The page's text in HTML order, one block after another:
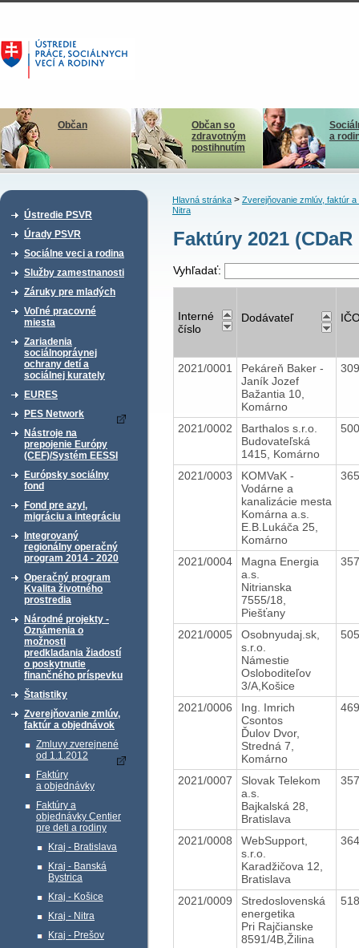
Občan
Občan so
zdravotným
postihnutím
a
Ústredie PSVR
Úrady PSVR
Sociálne veci a rodina
Služby zamestnanosti
Záruky pre mladých
Voľné pracovné
miesta
Zariadenia
sociálnoprávnej
ochrany detí a
sociálnej kurately
EURES
PES Network
Nástroje na
prepojenie Európy
(CEF)/Systém EESSI
Európsky sociálny
fond
Fond pre azyl,
migráciu a integráciu
Integrovaný
regionálny operačný
program 2014 - 2020
Operačný program
Kvalita životného
prostredia
Národné projekty -
Oznámenia o
možnosti
predkladania žiadostí
o poskytnutie
finančného príspevku
Štatistiky
Zverejňovanie zmlúv,
faktúr a objednávok
Zmluvy zverejnené
od 1.1.2012
Faktúry
a objednávky
Faktúry a
objednávky Centier
pre deti a rodiny
Kraj - Bratislava
Kraj - Banská
Bystrica
Kraj - Košice
Kraj - Nitra
Kraj - Prešov
Hlavná stránka> Zverejňovanie zmlúv, faktúr a
Nitra
Faktúry 2021
Vyhľadať:
Interné
číslo
Dodávateľ
2021/0001
Pekáreň Baker -
Janík Jozef
Bažantia 10,
Komárno
2021/0002
Barthalos s.r.o.
Budovateľská
1415, Komárno
2021/0003
KOMVaK -
Vodárne a
kanalizácie mesta
Komárna a.s.
E.B.Lukáča 25,
Komárno
2021/0004
Magna Energia
a.s.
Nitrianska
7555/18,
Piešťany
2021/0005
Osobnyudaj.sk,
s.r.o.
Námestie
Osloboditeľov
3/A,Košice
2021/0006
Ing. Imrich
Csontos
Ďulov Dvor,
Stredná 7,
Komárno
2021/0007
Slovak Telekom
a.s.
Bajkalská 28,
Bratislava
2021/0008
WebSupport,
s.r.o.
Karadžičova 12,
Bratislava
2021/0009
Stredoslovenská
energetika
Pri Rajčianske
8591/4B,Žilina